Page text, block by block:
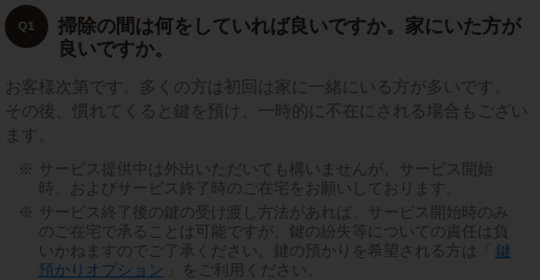
Q1
掃除の間は何をしていれば良いですか。家にいた方が
良いですか。
お客様次第です。多くの方は初回は家に一緒にいる方が多いです。
その後、慣れてくると鍵を預け、一時的に不在にされる場合もござい
ます。
サービス提供中は外出いただいても構いませんが、サービス開始
時、およびサービス終了時のご在宅をお願いしております。
サービス終了後の鍵の受け渡し方法があれば、サービス開始時のみ
のご在宅で承ることは可能ですが、鍵の紛失等についての責任は負
いかねますのでご了承ください。鍵の預かりを希望される方は「
鍵
預かりオプション
」をご利用ください。